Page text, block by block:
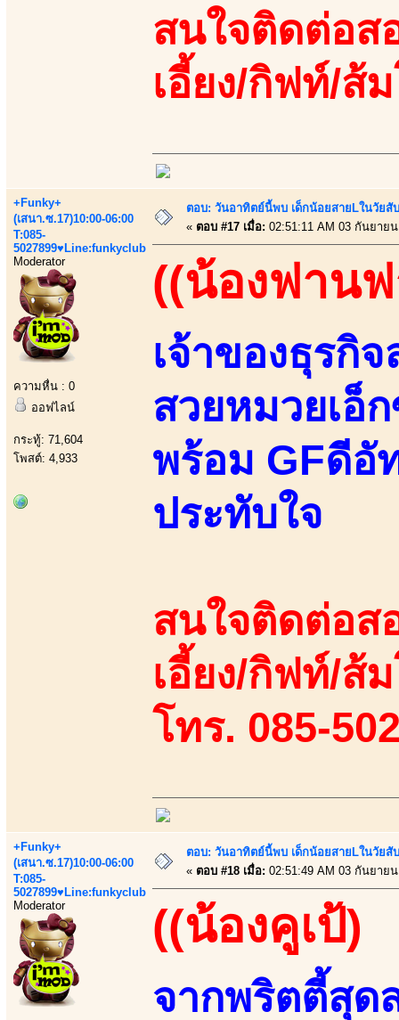
สนใจติดต่อส
เอี้ยง/กิฟท์/ส้
+Funky+
(เสนา.ซ.17)10:00-06:00
T:085-
5027899♥Line:funkyclub
Moderator
ความหื่น : 0
ออฟไลน์
กระทู้: 71,604
โพสต์: 4,933
ตอบ: วันอาทิตย์นี้พบ เด็กน้อยสายLในวัย
« ตอบ #17 เมื่อ: 02:51:11 AM 03 กันยาย
((น้องฟาน
เจ้าของธุรกิ
สวยหมวยเอ็
พร้อม GFดีอั
ประทับใจ
สนใจติดต่อส
เอี้ยง/กิฟท์/ส้
โทร. 085-
+Funky+
(เสนา.ซ.17)10:00-06:00
T:085-
5027899♥Line:funkyclub
Moderator
ตอบ: วันอาทิตย์นี้พบ เด็กน้อยสายLในวัย
« ตอบ #18 เมื่อ: 02:51:49 AM 03 กันยาย
((น้องคูเป้)
จากพริตตี้สุด